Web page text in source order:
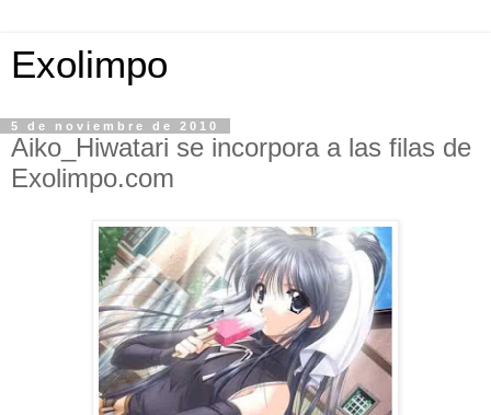
Exolimpo
5 de noviembre de 2010
Aiko_Hiwatari se incorpora a las filas de
Exolimpo.com